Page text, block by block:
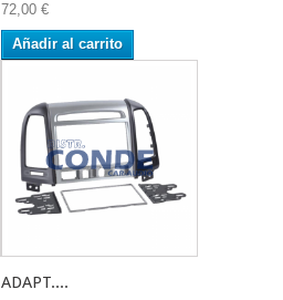
72,00 €
Añadir al carrito
ADAPT....